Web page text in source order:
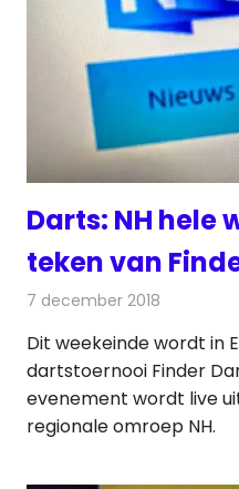
Darts: NH hele
teken van
7 december 2018
Dit weekeinde wordt in
dartstoernooi Finder
evenement wordt live
regionale omroep NH.